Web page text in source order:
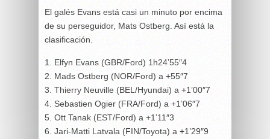
El galés Evans está casi un minuto por encima
de su perseguidor, Mats Ostberg. Así está la
clasificación.
1. Elfyn Evans (GBR/Ford) 1h24’55″4
2. Mads Ostberg (NOR/Ford) a +55″7
3. Thierry Neuville (BEL/Hyundai) a +1’00″7
4. Sebastien Ogier (FRA/Ford) a +1’06″7
5. Ott Tanak (EST/Ford) a +1’11″3
6. Jari-Matti Latvala (FIN/Toyota) a +1’29″9